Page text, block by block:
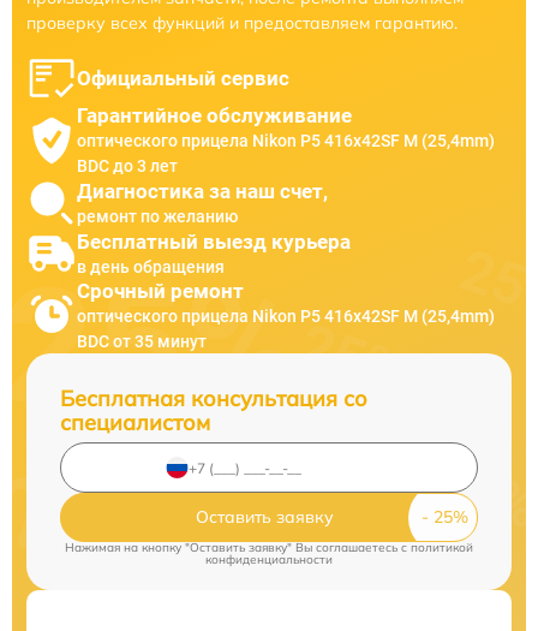
проверку всех функций и предоставляем гарантию.
Официальный сервис
Гарантийное обслуживание
оптического прицела Nikon P5 416x42SF M (25,4mm)
BDC до 3 лет
Диагностика за наш счет,
ремонт по желанию
Бесплатный выезд курьера
в день обращения
Срочный ремонт
оптического прицела Nikon P5 416x42SF M (25,4mm)
BDC от 35 минут
Бесплатная консультация со
специалистом
Оставить заявку
Нажимая на кнопку "Оставить заявку" Вы соглашаетесь cполитикой
конфиденциальности